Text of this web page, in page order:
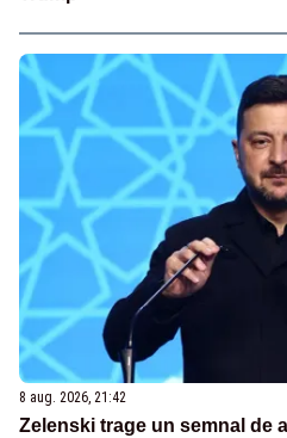
8 aug. 2026, 21:42
Zelenski trage un semnal de